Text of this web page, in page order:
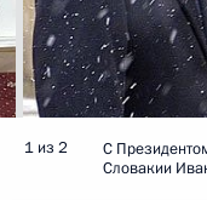
1 из 2
С
Словакии